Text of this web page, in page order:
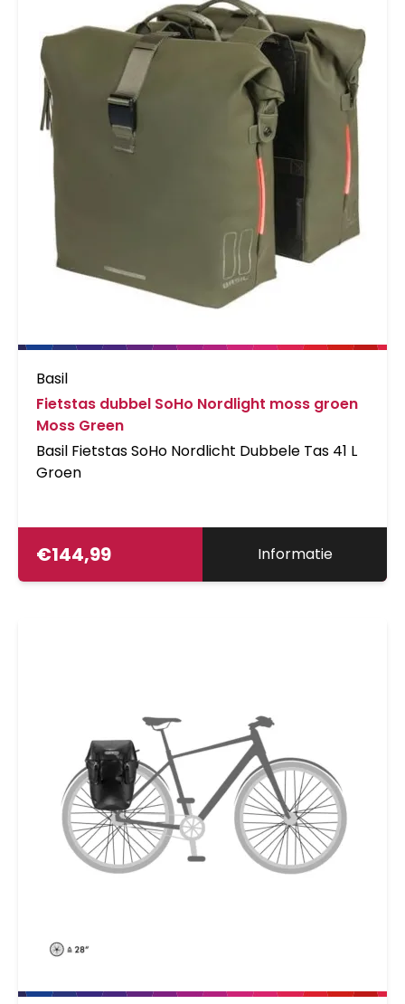
Basil
Fietstas dubbel SoHo Nordlight moss groen
Moss Green
Basil Fietstas SoHo Nordlicht Dubbele Tas 41 L
Groen
€144,99 Informatie